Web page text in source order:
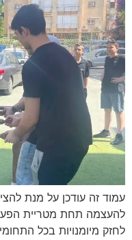
עמוד זה עודכן על מנת
להעצמה תחת מטריית